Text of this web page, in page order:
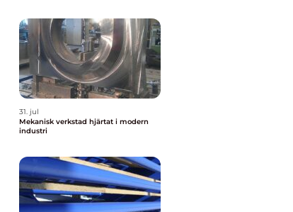
31. jul
Mekanisk verkstad hjärtat i modern
industri